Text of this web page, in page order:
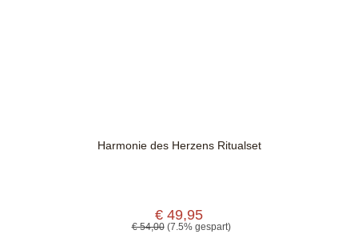
Harmonie des Herzens Ritualset
Verkaufspreis:
€ 49,95
Regulärer Preis:
€ 54,00 (7.5% gespart)